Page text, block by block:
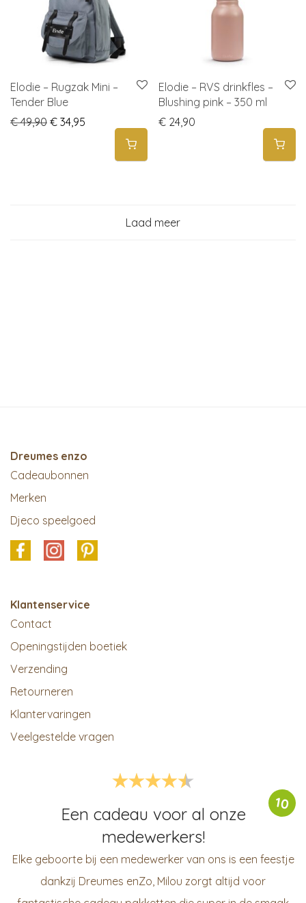
Elodie – Rugzak Mini –
Tender Blue
€49,90 Original price was: € 49,90.
€ 34,95 Current price is: € 34,95.
Elodie – RVS drinkfles –
Blushing pink – 350 ml
€ 24,90
Laad meer
Dreumes enzo
Cadeaubonnen
Merken
Djeco speelgoed
Klantenservice
Contact
Openingstijden boetiek
Verzending
Retourneren
Klantervaringen
Veelgestelde vragen
10
Een cadeau voor al onze
medewerkers!
Elke geboorte bij een medewerker van ons is een feestje
dankzij Dreumes enZo, Milou zorgt altijd voor